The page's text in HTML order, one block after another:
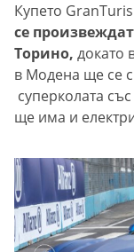
Купето
се
Торино, докато
в Модена ще се
суперколата
ще има и